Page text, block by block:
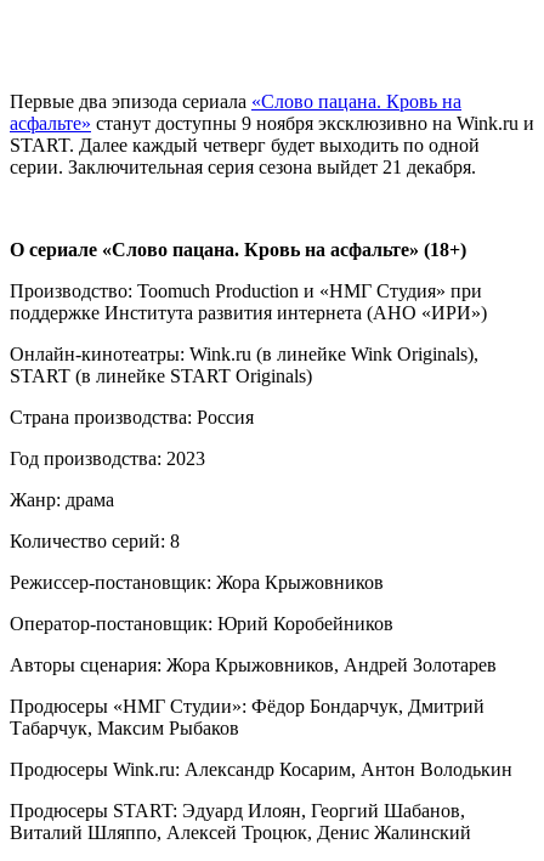
Первые два эпизода сериала «Слово пацана. Кровь на
асфальте» станут доступны 9 ноября эксклюзивно на Wink.ru и
START. Далее каждый четверг будет выходить по одной
серии. Заключительная серия сезона выйдет 21 декабря.
О сериале «Слово пацана. Кровь на асфальте» (18+)
Производство: Toomuch Production и «НМГ Студия» при
поддержке Института развития интернета (АНО «ИРИ»)
Онлайн-кинотеатры: Wink.ru (в линейке Wink Originals),
START (в линейке START Originals)
Страна производства: Россия
Год производства: 2023
Жанр: драма
Количество серий: 8
Режиссер-постановщик: Жора Крыжовников
Оператор-постановщик: Юрий Коробейников
Авторы сценария: Жора Крыжовников, Андрей Золотарев
Продюсеры «НМГ Студии»: Фёдор Бондарчук, Дмитрий
Табарчук, Максим Рыбаков
Продюсеры Wink.ru: Александр Косарим, Антон Володькин
Продюсеры START: Эдуард Илоян, Георгий Шабанов,
Виталий Шляппо, Алексей Троцюк, Денис Жалинский